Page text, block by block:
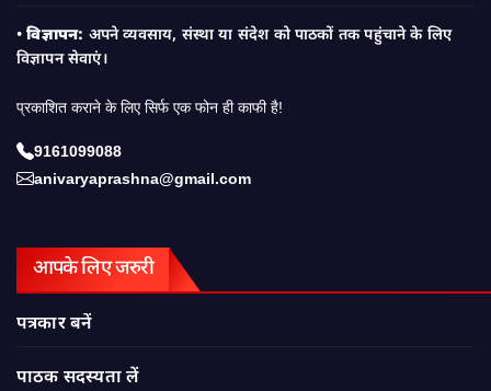
•विज्ञापन: अपने व्यवसाय, संस्था या संदेश को पाठकों तक पहुंचाने के लिए
विज्ञापन सेवाएं।
प्रकाशित कराने के लिए सिर्फ एक फोन ही काफी है!
9161099088
anivaryaprashna@gmail.com
आपके लिए जरुरी
पत्रकार बनें
पाठक सदस्यता लें